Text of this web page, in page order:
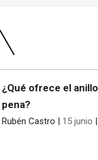
¿Qué ofrece el
pena?
Rubén Castro | 15 junio |